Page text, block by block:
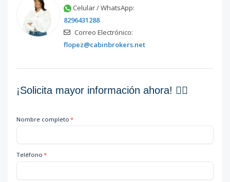
Unidad-13
Código 1279 -13
- -
- - -
Celular / WhatsApp:
8296431288
Correo Electrónico:
flopez@cabinbrokers.net
¡Solicita mayor información ahora! 👇🏽
Nombre completo *
Teléfono *